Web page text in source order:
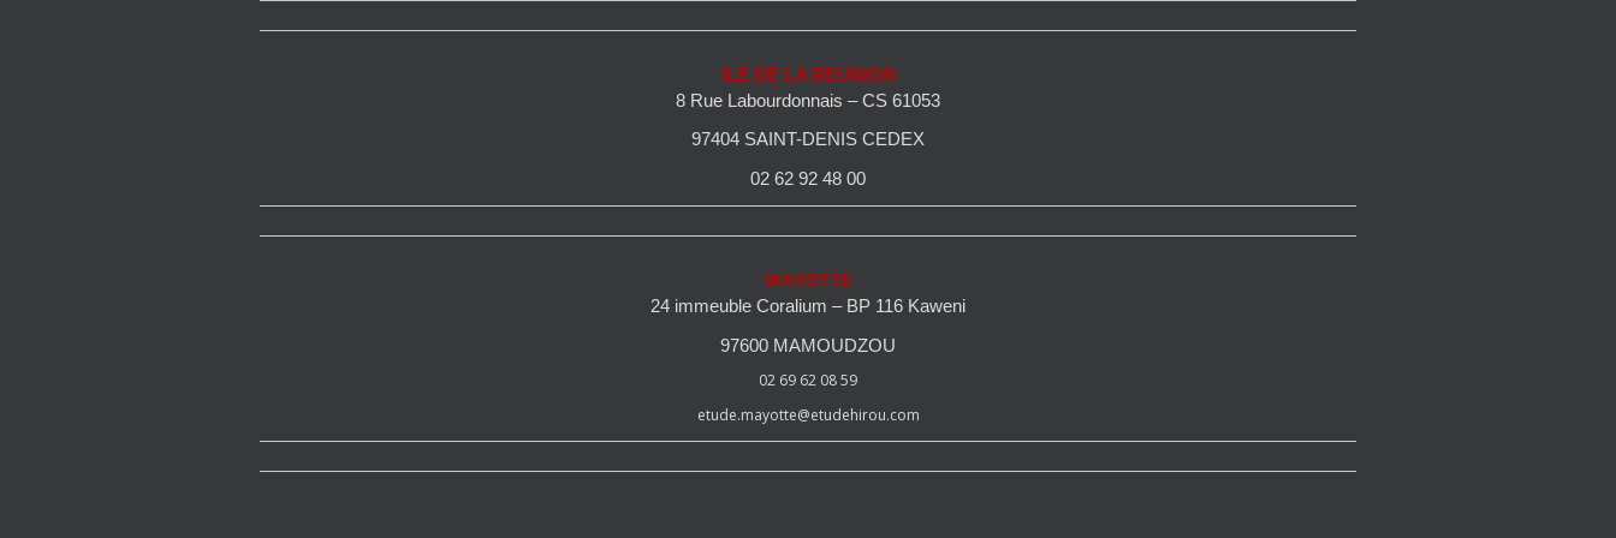
ILE DE LA REUNION
8 Rue Labourdonnais – CS 61053
97404 SAINT-DENIS CEDEX
02 62 92 48 00
MAYOTTE
24 immeuble Coralium – BP 116 Kaweni
97600 MAMOUDZOU
02 69 62 08 59
etude.mayotte@etudehirou.com